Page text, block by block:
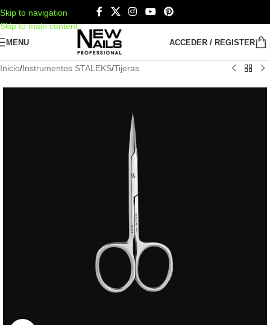
Skip to navigation
Skip to main content
MENU ACCEDER / REGISTER
Inicio/Instrumentos STALEKS/Tijeras